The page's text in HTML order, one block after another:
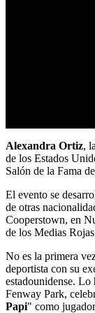
Alexandra Ortiz,
de los Estados
Salón de la Fama
El evento se
de otras
Cooperstown, en
de los Medias
No es la primera
deportista con su
estadounidense. Lo
Fenway Park,
Papi" como